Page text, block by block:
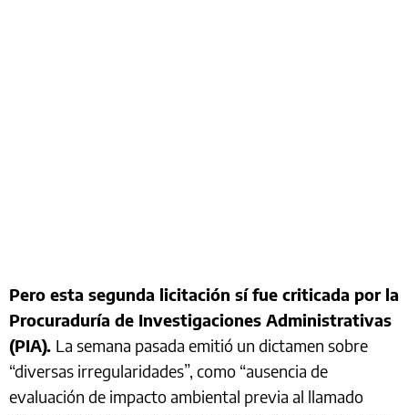
Pero esta segunda licitación sí fue criticada por la
Procuraduría de Investigaciones Administrativas
(PIA). La semana pasada emitió un dictamen sobre
“diversas irregularidades”, como “ausencia de
evaluación de impacto ambiental previa al llamado